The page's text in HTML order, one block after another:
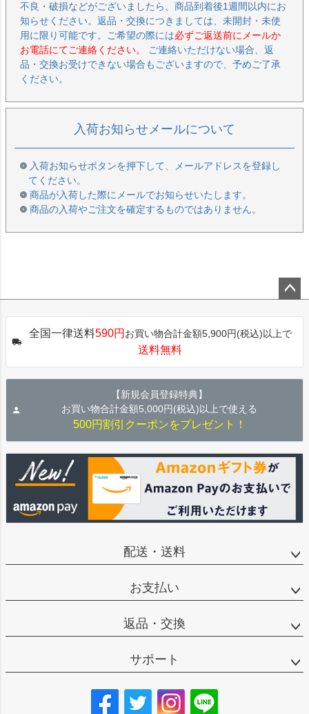
不良・破損などがございましたら、商品到着後1週間以内にお
知らせください。返品・交換につきましては、未開封・未使
用に限り可能です。ご希望の際には必ずご返送前にメールか
お電話にてご連絡ください。
ご連絡いただけない場合、返
品・交換お受けできない場合もございますので、予めご了承
ください。
入荷お知らせメールについて
入荷お知らせボタンを押下して、メールアドレスを登録し
てください。
商品が入荷した際にメールでお知らせいたします。
商品の入荷やご注文を確定するものではありません。
ップ
全国一律送料590円 お買い物合計金額5,900円(税込)以上で
送料無料
【新規会員登録特典】
お買い物合計金額5,000円(税込)以上で使える
500円割引クーポンをプレゼント！
配送・送料
お支払い
返品・交換
サポート